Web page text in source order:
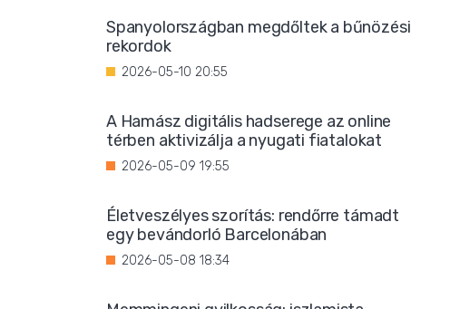
Spanyolországban megdőltek a bűnözési
rekordok
2026-05-10 20:55
A Hamász digitális hadserege az online
térben aktivizálja a nyugati fiatalokat
2026-05-09 19:55
Életveszélyes szorítás: rendőrre támadt
egy bevándorló Barcelonában
2026-05-08 18:34